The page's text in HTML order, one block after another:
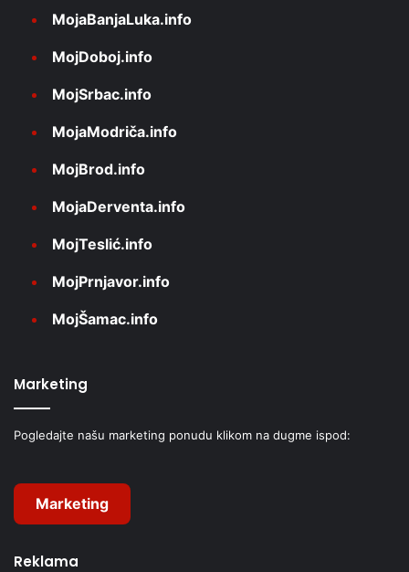
MojaBanjaLuka.info
MojDoboj.info
MojSrbac.info
MojaModriča.info
MojBrod.info
MojaDerventa.info
MojTeslić.info
MojPrnjavor.info
MojŠamac.info
Marketing
Pogledajte našu marketing ponudu klikom na dugme ispod:
Marketing
Reklama